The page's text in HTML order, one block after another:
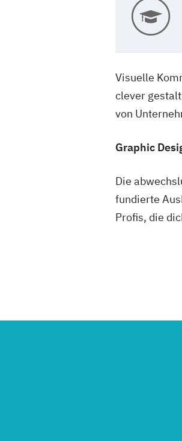
Visuelle
clever
von
Graphic
Die
fundierte
Profis, die